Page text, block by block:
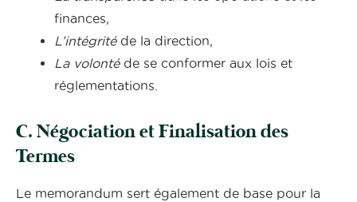
finances,
L’intégritéde la direction,
La volontéde se conformer aux lois et
réglementations.
C. Négociation et Finalisation des
Termes
Le memorandum sert également de base pour la